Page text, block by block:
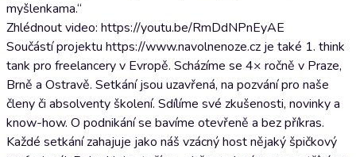
myšlenkama.“
Zhlédnout video: https://youtu.be/RmDdNPnEyAE
Součástí projektu https://www.navolnenoze.cz je také 1. think
tank pro freelancery v Evropě. Scházíme se 4× ročně v Praze,
Brně a Ostravě. Setkání jsou uzavřená, na pozvání pro naše
členy či absolventy školení. Sdílíme své zkušenosti, novinky a
know-how. O podnikání se bavíme otevřeně a bez příkras.
Každé setkání zahajuje jako náš vzácný host nějaký špičkový